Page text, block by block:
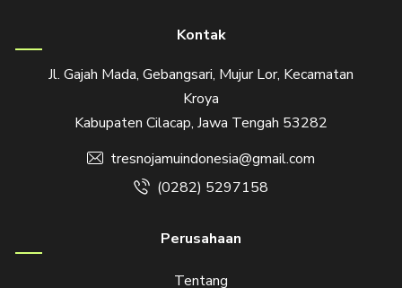
Kontak
Jl. Gajah Mada, Gebangsari, Mujur Lor, Kecamatan
Kroya
Kabupaten Cilacap, Jawa Tengah 53282
tresnojamuindonesia@gmail.com
(0282) 5297158
Perusahaan
Tentang